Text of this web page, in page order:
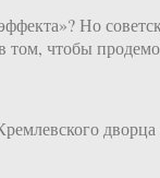
Но
чтобы